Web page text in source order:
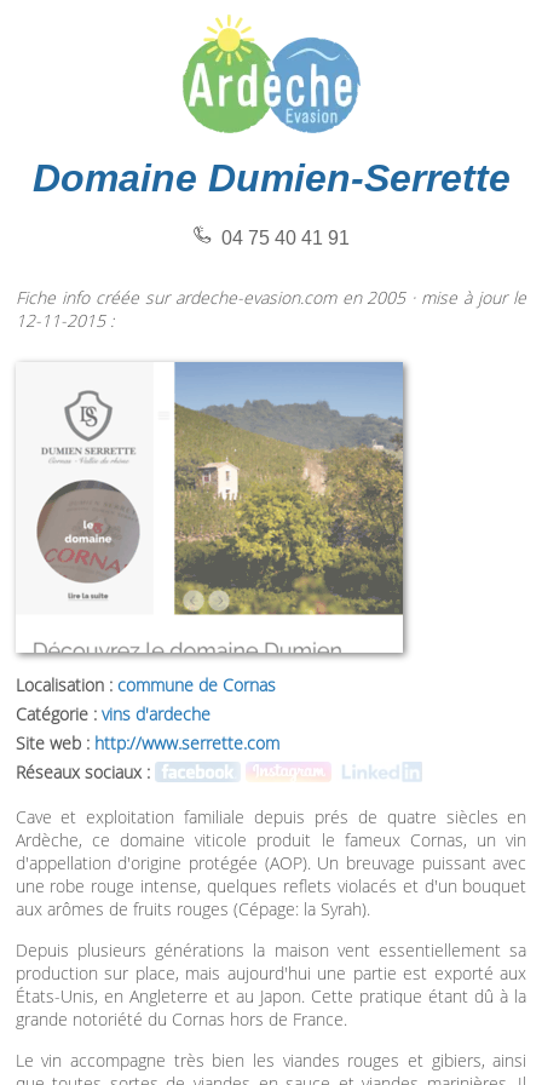
Domaine Dumien-Serrette
04 75 40 41 91
Fiche info créée sur ardeche-evasion.com en 2005 · mise à jour le
12-11-2015 :
Localisation : commune de Cornas
Catégorie : vins d'ardeche
Site web : http://www.serrette.com
Réseaux sociaux :
Cave et exploitation familiale depuis prés de quatre siècles en
Ardèche, ce domaine viticole produit le fameux Cornas, un vin
d'appellation d'origine protégée (AOP). Un breuvage puissant avec
une robe rouge intense, quelques reflets violacés et d'un bouquet
aux arômes de fruits rouges (Cépage: la Syrah).
Depuis plusieurs générations la maison vent essentiellement sa
production sur place, mais aujourd'hui une partie est exporté aux
États-Unis, en Angleterre et au Japon. Cette pratique étant dû à la
grande notoriété du Cornas hors de France.
Le vin accompagne très bien les viandes rouges et gibiers, ainsi